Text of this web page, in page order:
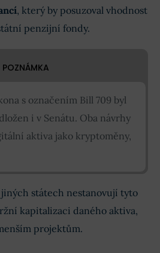
, který by posuzoval vhodnost
penzijní fondy.
POZNÁMKA
s označením Bill 709 byl
i v Senátu. Oba návrhy
aktiva jako kryptoměny,
státech nestanovují tyto
kapitalizaci daného aktiva,
projektům.